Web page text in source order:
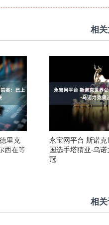
相
里克
西在等
永宝网平台 斯诺
国选手塔猜亚·乌
冠
相